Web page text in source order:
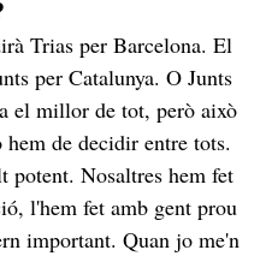
Trias per Barcelona. El
per Catalunya. O Junts
el millor de tot, però això
de decidir entre tots.
potent. Nosaltres hem fet
l'hem fet amb gent prou
important. Quan jo me'n